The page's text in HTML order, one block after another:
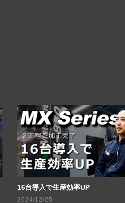
16台導入で生産効率UP
2024/12/25